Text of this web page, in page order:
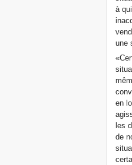
à
une
en
les
de